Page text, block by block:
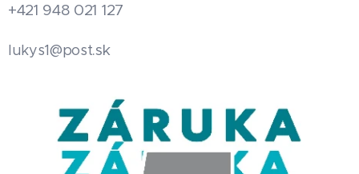
+421 948 021 127
lukys1@post.sk